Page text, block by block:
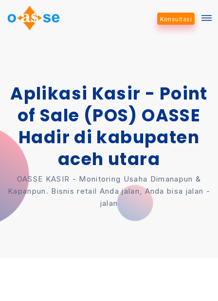
Konsultasi
Aplikasi Kasir - Point
of Sale (POS) OASSE
Hadir di kabupaten
aceh utara
OASSE KASIR - Monitoring Usaha Dimanapun &
Kapanpun. Bisnis retail Anda jalan, Anda bisa jalan -
jalan